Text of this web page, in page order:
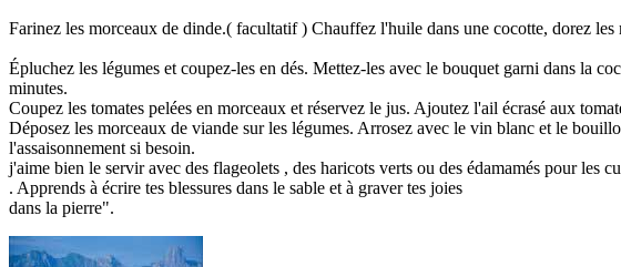
Farinez les morceaux de dinde.( facultatif ) Chauffez l'huile dans une cocotte, dorez
Épluchez les légumes et coupez-les en dés. Mettez-les avec le bouquet garni dans la
minutes.
Coupez les tomates pelées en morceaux et réservez le jus. Ajoutez l'ail écrasé aux
Déposez les morceaux de viande sur les légumes. Arrosez avec le vin blanc et le
l'assaisonnement si besoin.
j'aime bien le servir avec des flageolets , des haricots verts ou des édamamés pour les
. Apprends à écrire tes blessures dans le sable et à graver tes joies
dans la pierre".